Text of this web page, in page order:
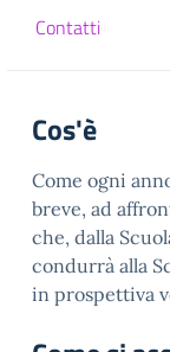
Contatti
Cos'è
Come ogni
breve, ad
che, dalla
condurrà alla
in prospettiva